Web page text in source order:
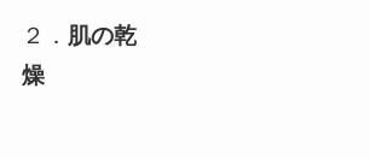
２． 肌の乾
燥